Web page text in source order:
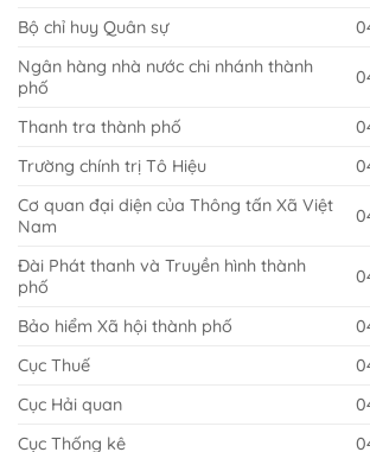
Bộ chỉ huy Quân sự
Ngân hàng nhà nước chi nhánh thành
phố
Thanh tra thành phố
Trường chính trị Tô Hiệu
Cơ quan đại diện của Thông tấn Xã Việt
Nam
Đài Phát thanh và Truyền hình thành
phố
Bảo hiểm Xã hội thành phố
Cục Thuế
Cục Hải quan
Cục Thống kê